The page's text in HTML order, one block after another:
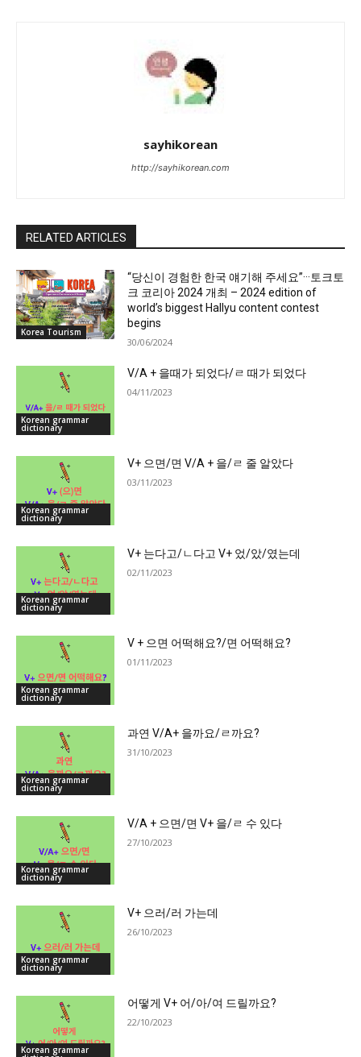
sayhikorean
http://sayhikorean.com
RELATED ARTICLES
Korea Tourism
“당신이 경험한 한국 얘기해 주세요”···토크토
크 코리아 2024 개최 – 2024 edition of
world’s biggest Hallyu content contest
begins
30/06/2024
Korean grammar
dictionary
V/A + 을때가 되었다/ㄹ 때가 되었다
04/11/2023
Korean grammar
dictionary
V+ 으면/면 V/A + 을/ㄹ 줄 알았다
03/11/2023
Korean grammar
dictionary
V+ 는다고/ㄴ다고 V+ 었/았/였는데
02/11/2023
Korean grammar
dictionary
V + 으면 어떡해요?/면 어떡해요?
01/11/2023
Korean grammar
dictionary
과연 V/A+ 을까요/ㄹ까요?
31/10/2023
Korean grammar
dictionary
V/A + 으면/면 V+ 을/ㄹ 수 있다
27/10/2023
Korean grammar
dictionary
V+ 으러/러 가는데
26/10/2023
Korean grammar
어떻게 V+ 어/아/여 드릴까요?
22/10/2023